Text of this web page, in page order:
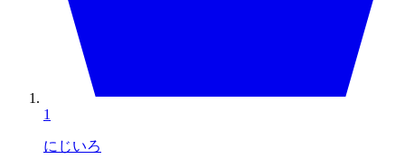
1
にじいろ